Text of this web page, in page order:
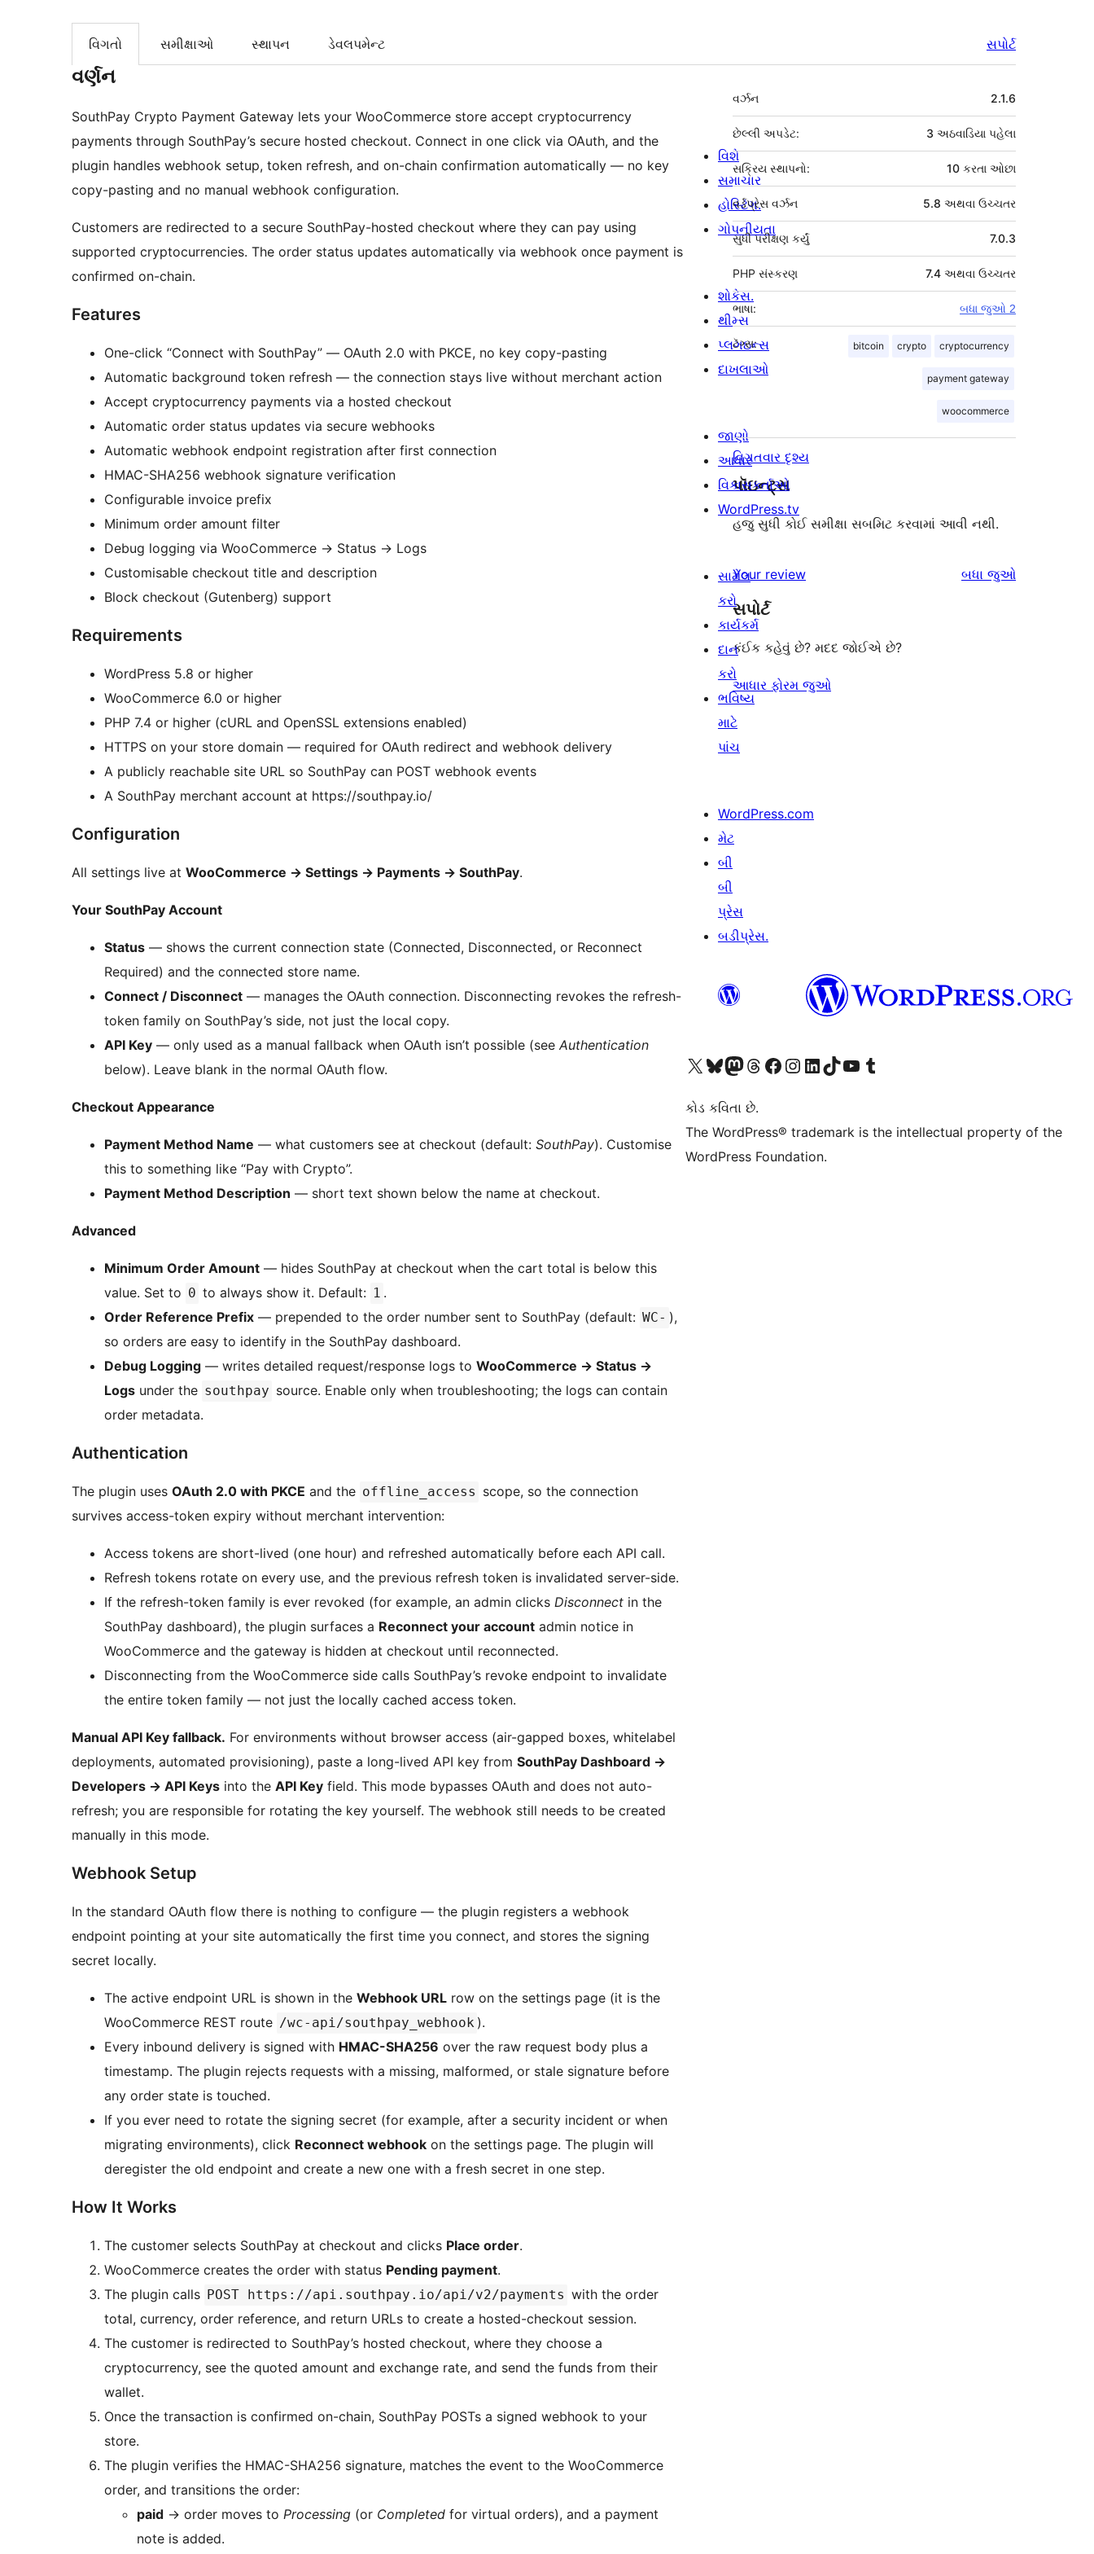
વિગતો સમીક્ષાઓ સ્થાપન ડેવલપમેન્ટ સપોર્ટ
વર્ણન
SouthPay Crypto Payment Gateway lets your WooCommerce store accept cryptocurrency
payments through SouthPay’s secure hosted checkout. Connect in one click via OAuth, and the
plugin handles webhook setup, token refresh, and on-chain confirmation automatically — no key
copy-pasting and no manual webhook configuration.
Customers are redirected to a secure SouthPay-hosted checkout where they can pay using
supported cryptocurrencies. The order status updates automatically via webhook once payment is
confirmed on-chain.
Features
One-click “Connect with SouthPay” — OAuth 2.0 with PKCE, no key copy-pasting
Automatic background token refresh — the connection stays live without merchant action
Accept cryptocurrency payments via a hosted checkout
Automatic order status updates via secure webhooks
Automatic webhook endpoint registration after first connection
HMAC-SHA256 webhook signature verification
Configurable invoice prefix
Minimum order amount filter
Debug logging via WooCommerce → Status → Logs
Customisable checkout title and description
Block checkout (Gutenberg) support
Requirements
WordPress 5.8 or higher
WooCommerce 6.0 or higher
PHP 7.4 or higher (cURL and OpenSSL extensions enabled)
HTTPS on your store domain — required for OAuth redirect and webhook delivery
A publicly reachable site URL so SouthPay can POST webhook events
A SouthPay merchant account at https://southpay.io/
Configuration
All settings live at WooCommerce → Settings → Payments → SouthPay.
Your SouthPay Account
Status — shows the current connection state (Connected, Disconnected, or Reconnect
Required) and the connected store name.
Connect / Disconnect — manages the OAuth connection. Disconnecting revokes the refresh-
token family on SouthPay’s side, not just the local copy.
API Key — only used as a manual fallback when OAuth isn’t possible (see Authentication
below). Leave blank in the normal OAuth flow.
Checkout Appearance
Payment Method Name — what customers see at checkout (default: SouthPay). Customise
this to something like “Pay with Crypto”.
Payment Method Description — short text shown below the name at checkout.
Advanced
Minimum Order Amount — hides SouthPay at checkout when the cart total is below this
value. Set to 0 to always show it. Default: 1 .
Order Reference Prefix — prepended to the order number sent to SouthPay (default: WC- ),
so orders are easy to identify in the SouthPay dashboard.
Debug Logging — writes detailed request/response logs to WooCommerce → Status →
Logs under the southpay source. Enable only when troubleshooting; the logs can contain
order metadata.
Authentication
The plugin uses OAuth 2.0 with PKCE and the offline_access scope, so the connection
survives access-token expiry without merchant intervention:
Access tokens are short-lived (one hour) and refreshed automatically before each API call.
Refresh tokens rotate on every use, and the previous refresh token is invalidated server-side.
If the refresh-token family is ever revoked (for example, an admin clicks Disconnect in the
SouthPay dashboard), the plugin surfaces a Reconnect your account admin notice in
WooCommerce and the gateway is hidden at checkout until reconnected.
Disconnecting from the WooCommerce side calls SouthPay’s revoke endpoint to invalidate
the entire token family — not just the locally cached access token.
Manual API Key fallback. For environments without browser access (air-gapped boxes, whitelabel
deployments, automated provisioning), paste a long-lived API key from SouthPay Dashboard →
Developers → API Keys into the API Key field. This mode bypasses OAuth and does not auto-
refresh; you are responsible for rotating the key yourself. The webhook still needs to be created
manually in this mode.
Webhook Setup
In the standard OAuth flow there is nothing to configure — the plugin registers a webhook
endpoint pointing at your site automatically the first time you connect, and stores the signing
secret locally.
The active endpoint URL is shown in the Webhook URL row on the settings page (it is the
WooCommerce REST route /wc-api/southpay_webhook ).
Every inbound delivery is signed with HMAC-SHA256 over the raw request body plus a
timestamp. The plugin rejects requests with a missing, malformed, or stale signature before
any order state is touched.
If you ever need to rotate the signing secret (for example, after a security incident or when
migrating environments), click Reconnect webhook on the settings page. The plugin will
deregister the old endpoint and create a new one with a fresh secret in one step.
How It Works
The customer selects SouthPay at checkout and clicks Place order.
WooCommerce creates the order with status Pending payment.
The plugin calls POST https://api.southpay.io/api/v2/payments with the order
total, currency, order reference, and return URLs to create a hosted-checkout session.
The customer is redirected to SouthPay’s hosted checkout, where they choose a
cryptocurrency, see the quoted amount and exchange rate, and send the funds from their
wallet.
Once the transaction is confirmed on-chain, SouthPay POSTs a signed webhook to your
store.
The plugin verifies the HMAC-SHA256 signature, matches the event to the WooCommerce
order, and transitions the order:
paid → order moves to Processing (or Completed for virtual orders), and a payment
note is added.
મેટા
વર્ઝન 2.1.6
છેલ્લી અપડેટ: 3 અઠવાડિયા પહેલા
સક્રિય સ્થાપનો: 10 કરતા ઓછા
વર્ડપ્રેસ વર્ઝન 5.8 અથવા ઉચ્ચતર
7.0.3
સુધી પરીક્ષણ કર્યું
PHP સંસ્કરણ 7.4 અથવા ઉચ્ચતર
ભાષા: બધા જુઓ 2
ટૅગ્સ: bitcoin crypto cryptocurrency
payment gateway
woocommerce
વિગતવાર દૃશ્ય
પૉઇન્ટ્સ
હજુ સુધી કોઈ સમીક્ષા સબમિટ કરવામાં આવી નથી.
Your review બધા સમીક્ષાઓ
જુઓ
સપોર્ટ
કંઈક કહેવું છે? મદદ જોઈએ છે?
આધાર ફોરમ જુઓ
વિશે
સમાચાર
હોસ્ટિંગ.
ગોપનીયતા
શોકેસ.
થીમ્સ
પ્લગઇન્સ
દાખલાઓ
જાણો
આધાર
વિકાસકર્તાઓ
WordPress.tv
સામેલ
કરો
કાર્યકર્મ
દાન
કરો
ભવિષ્ય
માટે
પાંચ
WordPress.com
મેટ
બી
બી
પ્રેસ
બડીપ્રેસ.
અમારા X (અગાઉ ટ્વિટર) એકાઉન્ટની મુલાકાત લોઅમારા Bluesky એકાઉન્ટની મુલાકાત લોઅમારા માસ્ટોડોન એકાઉન્ટની મુલાકાત લોઅમારા Threads એકાઉન્ટની મુલાકાત લો અમારા ફેસબુક પેજની મુલાકાત લોઅમારા ઇન્સ્ટાગ્રામ એકાઉન્ટની મુલાકાત લો અમારા LinkedIn એકાઉન્ટની મુલાકાત લોઅમારા TikTok એકાઉન્ટની મુલાકાત લોઅમારી YouTube ચેનલની મુલાકાત લો અમારા Tumblr એકાઉન્ટની મુલાકાત લો
કોડ કવિતા છે.
The WordPress® trademark is the intellectual property of the
WordPress Foundation.